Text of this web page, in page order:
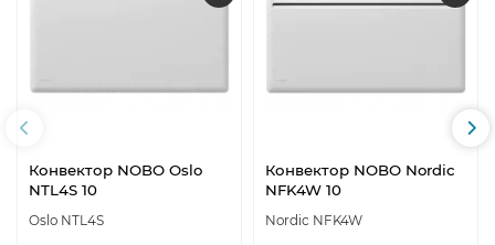
Конвектор NOBO Oslo
NTL4S 10
Oslo NTL4S
Конвектор NOBO Nordic
NFK4W 10
Nordic NFK4W